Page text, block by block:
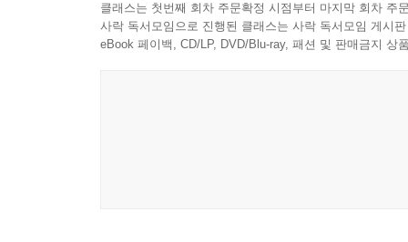
클래스는 첫번째 회차 주문확정 시점부터 마지막 회차 주
사락 독서모임으로 진행된 클래스는 사락 독서모임 게시
eBook 페이백, CD/LP, DVD/Blu-ray, 패션 및 판매금지 상